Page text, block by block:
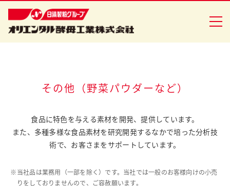
企業情報
バイオ事業
イースト研究室
その他（野菜パウダーなど）
食品に特色を与える素材を開発、提供しています。
また、多種多様な食品素材を研究開発するなかで培った分析技
術で、お客さまをサポートしています。
※当社品は業務用（一部を除く）です。当社では一般のお客様向けの小売
りをしておりませんので、ご容赦願います。